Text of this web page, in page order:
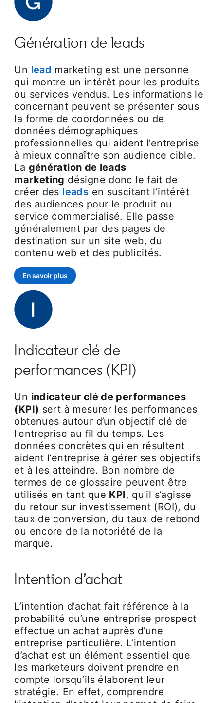
Génération de leads
Un lead marketing est une personne
qui montre un intérêt pour les produits
ou services vendus. Les informations le
concernant peuvent se présenter sous
la forme de coordonnées ou de
données démographiques
professionnelles qui aident l’entreprise
à mieux connaître son audience cible.
La génération de leads
marketing désigne donc le fait de
créer des leads en suscitant l’intérêt
des audiences pour le produit ou
service commercialisé. Elle passe
généralement par des pages de
destination sur un site web, du
contenu web et des publicités.
En savoir plus
Indicateur clé de
performances (KPI)
Un indicateur clé de performances
(KPI) sert à mesurer les performances
obtenues autour d’un objectif clé de
l’entreprise au fil du temps. Les
données concrètes qui en résultent
aident l’entreprise à gérer ses objectifs
et à les atteindre. Bon nombre de
termes de ce glossaire peuvent être
utilisés en tant que KPI, qu’il s’agisse
du retour sur investissement (ROI), du
taux de conversion, du taux de rebond
ou encore de la notoriété de la
marque.
Intention d’achat
L’intention d’achat fait référence à la
probabilité qu’une entreprise prospect
effectue un achat auprès d’une
entreprise particulière. L’intention
d’achat est un élément essentiel que
les marketeurs doivent prendre en
compte lorsqu’ils élaborent leur
stratégie. En effet, comprendre